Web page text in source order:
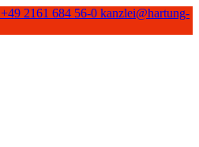
+49 2161 684 56-0 kanzlei@hartung-